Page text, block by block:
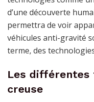
d’une découverte
permettra de voir
véhicules anti-gravité
terme, des
Les différentes
creuse